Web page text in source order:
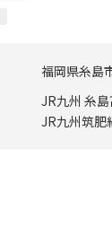
福岡県糸島
JR九州 糸
JR九州筑肥